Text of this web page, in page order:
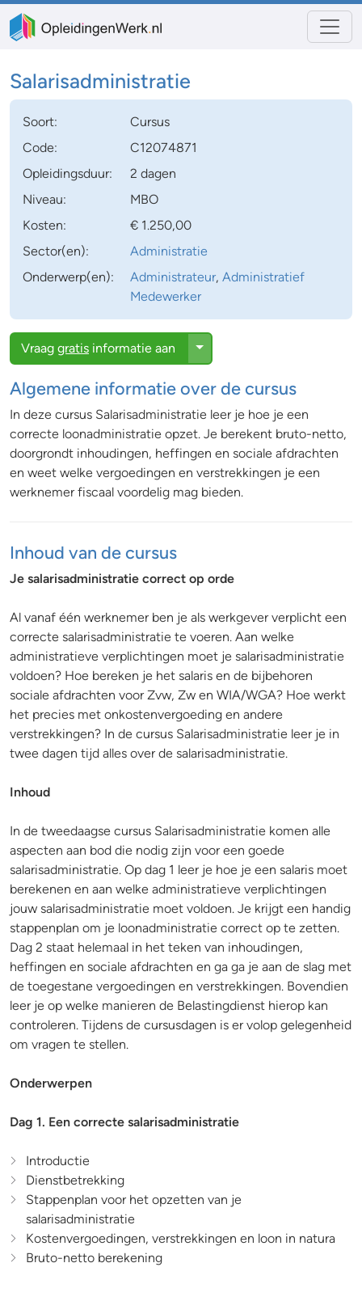
Salarisadministratie
Soort:
Cursus
Code:
C12074871
Opleidingsduur:
2 dagen
Niveau:
MBO
Kosten:
€ 1.250,00
Sector(en):
Administratie
Onderwerp(en):
Administrateur,Administratief
Medewerker
Vraag gratis informatie aan Toggle Dropdown
Algemene informatie over de cursus
In deze cursus Salarisadministratie leer je hoe je een
correcte loonadministratie opzet. Je berekent bruto-netto,
doorgrondt inhoudingen, heffingen en sociale afdrachten
en weet welke vergoedingen en verstrekkingen je een
werknemer fiscaal voordelig mag bieden.
Inhoud van de cursus
Je salarisadministratie correct op orde
Al vanaf één werknemer ben je als werkgever verplicht een
correcte salarisadministratie te voeren. Aan welke
administratieve verplichtingen moet je salarisadministratie
voldoen? Hoe bereken je het salaris en de bijbehoren
sociale afdrachten voor Zvw, Zw en WIA/WGA? Hoe werkt
het precies met onkostenvergoeding en andere
verstrekkingen? In de cursus Salarisadministratie leer je in
twee dagen tijd alles over de salarisadministratie.
Inhoud
In de tweedaagse cursus Salarisadministratie komen alle
aspecten aan bod die nodig zijn voor een goede
salarisadministratie. Op dag 1 leer je hoe je een salaris moet
berekenen en aan welke administratieve verplichtingen
jouw salarisadministratie moet voldoen. Je krijgt een handig
stappenplan om je loonadministratie correct op te zetten.
Dag 2 staat helemaal in het teken van inhoudingen,
heffingen en sociale afdrachten en ga ga je aan de slag met
de toegestane vergoedingen en verstrekkingen. Bovendien
leer je op welke manieren de Belastingdienst hierop kan
controleren. Tijdens de cursusdagen is er volop gelegenheid
om vragen te stellen.
Onderwerpen
Dag 1. Een correcte salarisadministratie
Introductie
Dienstbetrekking
Stappenplan voor het opzetten van je
salarisadministratie
Kostenvergoedingen, verstrekkingen en loon in natura
Bruto-netto berekening